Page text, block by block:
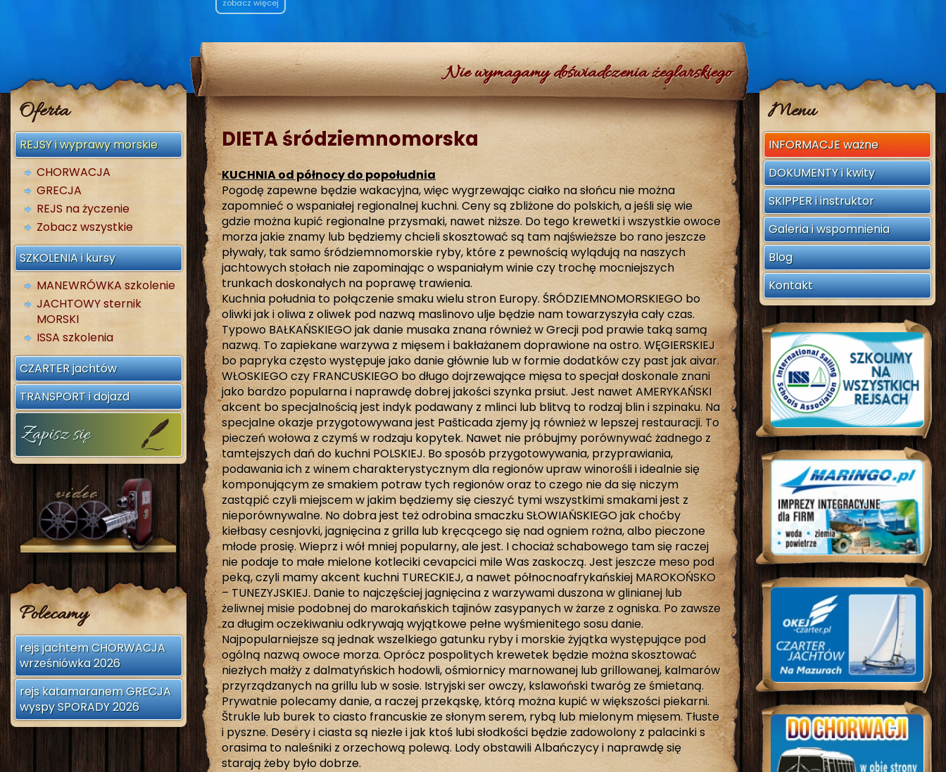
zobacz więcej
Oferta
REJSY i wyprawy morskie
CHORWACJA
GRECJA
REJS na życzenie
Zobacz wszystkie
SZKOLENIA i kursy
MANEWRÓWKA szkolenie
JACHTOWY sternik
MORSKI
ISSA szkolenia
CZARTER jachtów
TRANSPORT i dojazd
Zapisz się
Polecamy
rejs jachtem CHORWACJA
wrześniówka 2026
rejs katamaranem GRECJA
wyspy SPORADY 2026
Nie wymagamy doświadczenia żeglarskiego
DIETA śródziemnomorska
KUCHNIA od północy do popołudnia
Pogodę zapewne będzie wakacyjna, więc wygrzewając ciałko na słońcu nie można
zapomnieć o wspaniałej regionalnej kuchni. Ceny są zbliżone do polskich, a jeśli się wie
gdzie można kupić regionalne przysmaki, nawet niższe. Do tego krewetki i wszystkie owoce
morza jakie znamy lub będziemy chcieli skosztować są tam najświeższe bo rano jeszcze
pływały, tak samo śródziemnomorskie ryby, które z pewnością wylądują na naszych
jachtowych stołach nie zapominając o wspaniałym winie czy trochę mocniejszych
trunkach doskonałych na poprawę trawienia.
Kuchnia południa to połączenie smaku wielu stron Europy. ŚRÓDZIEMNOMORSKIEGO bo
oliwki jak i oliwa z oliwek pod nazwą maslinovo ulje będzie nam towarzyszyła cały czas.
Typowo BAŁKAŃSKIEGO jak danie musaka znana również w Grecji pod prawie taką samą
nazwą. To zapiekane warzywa z mięsem i bakłażanem doprawione na ostro. WĘGIERSKIEJ
bo papryka często występuje jako danie głównie lub w formie dodatków czy past jak aivar.
WŁOSKIEGO czy FRANCUSKIEGO bo długo dojrzewające mięsa to specjał doskonale znani
jako bardzo popularna i naprawdę dobrej jakości szynka prsiut. Jest nawet AMERYKAŃSKI
akcent bo specjalnością jest indyk podawany z mlinci lub blitvą to rodzaj blin i szpinaku. Na
specjalne okazje przygotowywana jest Pašticada zjemy ją również w lepszej restauracji. To
pieczeń wołowa z czymś w rodzaju kopytek. Nawet nie próbujmy porównywać żadnego z
tamtejszych dań do kuchni POLSKIEJ. Bo sposób przygotowywania, przyprawiania,
podawania ich z winem charakterystycznym dla regionów upraw winorośli i idealnie się
komponującym ze smakiem potraw tych regionów oraz to czego nie da się niczym
zastąpić czyli miejscem w jakim będziemy się cieszyć tymi wszystkimi smakami jest z
nieporównywalne. No dobra jest też odrobina smaczku SŁOWIAŃSKIEGO jak choćby
kiełbasy cesnjovki, jagnięcina z grilla lub kręcącego się nad ogniem rożna, albo pieczone
młode prosię. Wieprz i wół mniej popularny, ale jest. I chociaż schabowego tam się raczej
nie podaje to małe mielone kotleciki cevapcici mile Was zaskoczą. Jest jeszcze meso pod
peką, czyli mamy akcent kuchni TURECKIEJ, a nawet północnoafrykańskiej MAROKOŃSKO
– TUNEZYJSKIEJ. Danie to najczęściej jagnięcina z warzywami duszona w glinianej lub
żeliwnej misie podobnej do marokańskich tajinów zasypanych w żarze z ogniska. Po zawsze
za długim oczekiwaniu odkrywają wyjątkowe pełne wyśmienitego sosu danie.
Najpopularniejsze są jednak wszelkiego gatunku ryby i morskie żyjątka występujące pod
ogólną nazwą owoce morza. Oprócz pospolitych krewetek będzie można skosztować
niezłych małży z dalmatyńskich hodowli, ośmiornicy marnowanej lub grillowanej, kalmarów
przyrządzanych na grillu lub w sosie. Istryjski ser owczy, kslawoński twaróg ze śmietaną.
Prywatnie polecamy danie, a raczej przekąskę, którą można kupić w większości piekarni.
Štrukle lub burek to ciasto francuskie ze słonym serem, rybą lub mielonym mięsem. Tłuste
i pyszne. Desery i ciasta są niezłe i jak ktoś lubi słodkości będzie zadowolony z palacinki s
orasima to naleśniki z orzechową polewą. Lody obstawili Albańczycy i naprawdę się
starają żeby było dobrze.
Menu
INFORMACJE ważne
DOKUMENTY i kwity
SKIPPER i instruktor
Galeria i wspomnienia
Blog
Kontakt